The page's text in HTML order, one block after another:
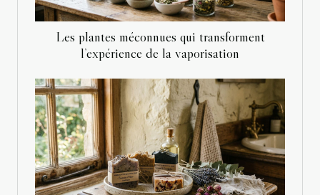
Les plantes méconnues qui transforment
l’expérience de la vaporisation